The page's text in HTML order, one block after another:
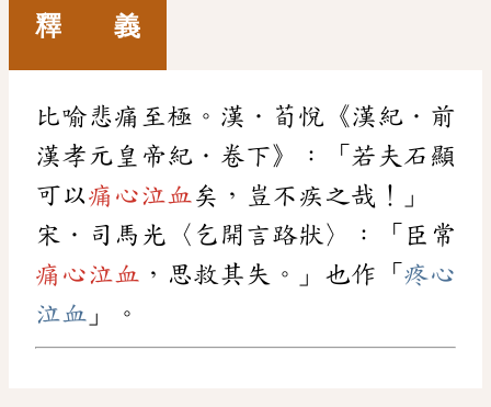
釋 義
比喻悲痛至極。漢．荀悅《漢紀．前
漢孝元皇帝紀．卷下》：「若夫石顯
可以痛心泣血矣，豈不疾之哉！」
宋．司馬光〈乞開言路狀〉：「臣常
痛心泣血 ，思救其失。」也作「 疼心
泣血 」。